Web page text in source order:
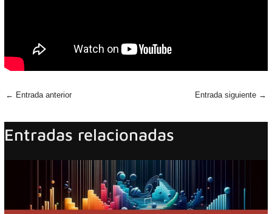
← Entrada anterior Entrada siguiente →
Entradas relacionadas